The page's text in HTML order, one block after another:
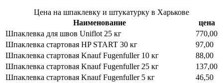
Цена на шпаклевку и штукатурку в Харькове
Наименование
цена
Шпаклевка для швов Uniflot 25 кг
770,00
Шпаклевка стартовая HP START 30 кг
97,00
Шпаклевка стартовая Knauf Fugenfuller 10 кг
88,00
Шпаклевка стартовая Knauf Fugenfuller 25 кг
137,00
Шпаклевка стартовая Knauf Fugenfuller 5 кг
46,50